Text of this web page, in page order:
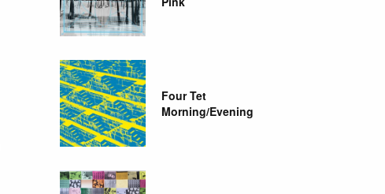
Four Tet
Morning/Evening